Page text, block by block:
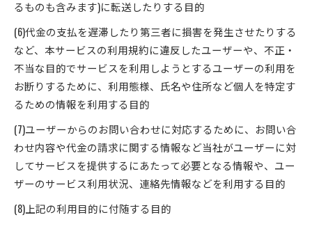
るものも含みます)に転送したりする目的
(6)代金の支払を遅滞したり第三者に損害を発生させたりする
など、本サービスの利用規約に違反したユーザーや、不正・
不当な目的でサービスを利用しようとするユーザーの利用を
お断りするために、利用態様、氏名や住所など個人を特定す
るための情報を利用する目的
(7)ユーザーからのお問い合わせに対応するために、お問い合
わせ内容や代金の請求に関する情報など当社がユーザーに対
してサービスを提供するにあたって必要となる情報や、ユー
ザーのサービス利用状況、連絡先情報などを利用する目的
(8)上記の利用目的に付随する目的